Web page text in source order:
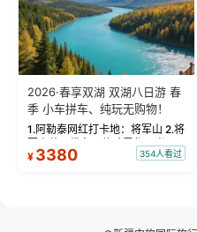
2026·春享双湖 双湖八日游 春
季 小车拼车、纯玩无购物！
1.阿勒泰网红打卡地：将军山 2.将
军山落日缆车，体验雪都风光 3.
将军山，夕阳派对，蹦迪party 4.
¥ 3380 354人看过